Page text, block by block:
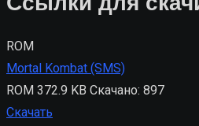
ROM
Mortal Kombat (SMS)
ROM 372.9 KB Скачано: 897
Скачать